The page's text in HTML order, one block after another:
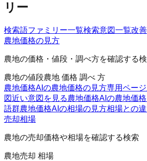
リー
検索語ファミリー一覧検索意図一覧改
農地価格の見方
農地の価格・値段・調べ方を確認する
農地の値段農地 価格 調べ 方
農地価格AIの農地価格の見方専用ページ
図近い意図を見る農地価格AIの農地価
語群農地価格AIの相場の見方相場との
売却相場
農地の売却価格や相場を確認する検索
農地売却 相場